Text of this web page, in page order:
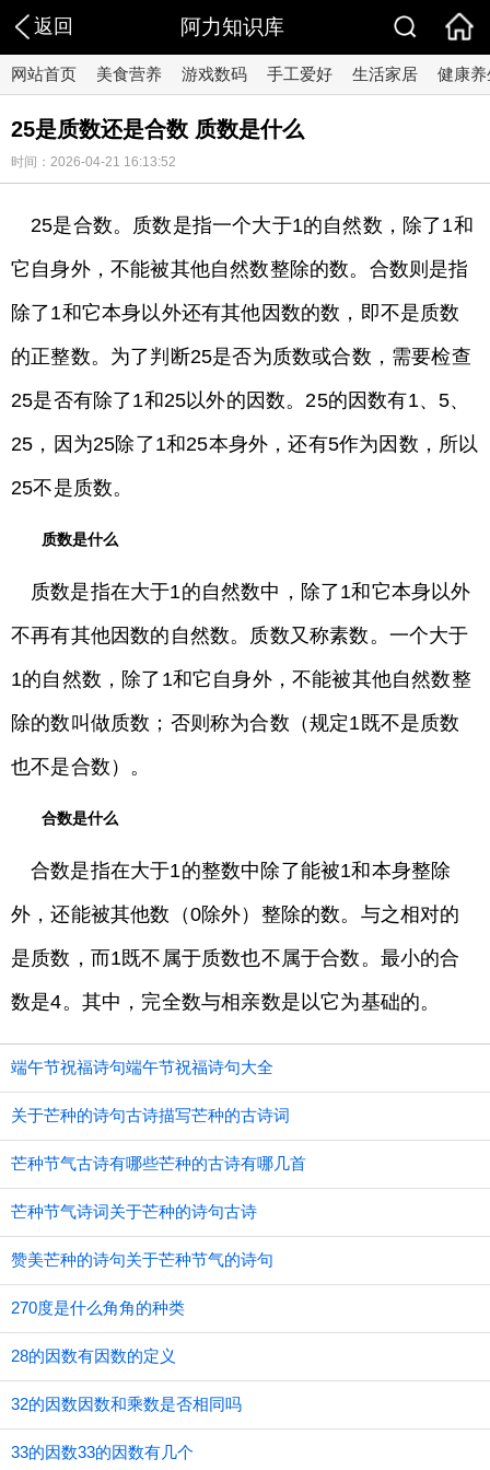
返回 阿力知识库
网站首页 美食营养 游戏数码 手工爱好 生活家居 健康养
25是质数还是合数 质数是什么
时间：2026-04-21 16:13:52
25是合数。质数是指一个大于1的自然数，除了1和
它自身外，不能被其他自然数整除的数。合数则是指
除了1和它本身以外还有其他因数的数，即不是质数
的正整数。为了判断25是否为质数或合数，需要检查
25是否有除了1和25以外的因数。25的因数有1、5、
25，因为25除了1和25本身外，还有5作为因数，所以
25不是质数。
质数是什么
质数是指在大于1的自然数中，除了1和它本身以外
不再有其他因数的自然数。质数又称素数。一个大于
1的自然数，除了1和它自身外，不能被其他自然数整
除的数叫做质数；否则称为合数（规定1既不是质数
也不是合数）。
合数是什么
合数是指在大于1的整数中除了能被1和本身整除
外，还能被其他数（0除外）整除的数。与之相对的
是质数，而1既不属于质数也不属于合数。最小的合
数是4。其中，完全数与相亲数是以它为基础的。
端午节祝福诗句端午节祝福诗句大全
关于芒种的诗句古诗描写芒种的古诗词
芒种节气古诗有哪些芒种的古诗有哪几首
芒种节气诗词关于芒种的诗句古诗
赞美芒种的诗句关于芒种节气的诗句
270度是什么角角的种类
28的因数有因数的定义
32的因数因数和乘数是否相同吗
33的因数33的因数有几个